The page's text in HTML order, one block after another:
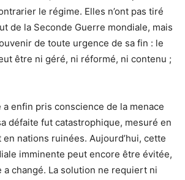
le régime. Elles n’ont pas tiré
de la Seconde Guerre mondiale, mais
de toute urgence de sa fin : le
être ni géré, ni réformé, ni contenu ;
a enfin pris conscience de la menace
défaite fut catastrophique, mesuré en
nations ruinées. Aujourd’hui, cette
imminente peut encore être évitée,
a changé. La solution ne requiert ni